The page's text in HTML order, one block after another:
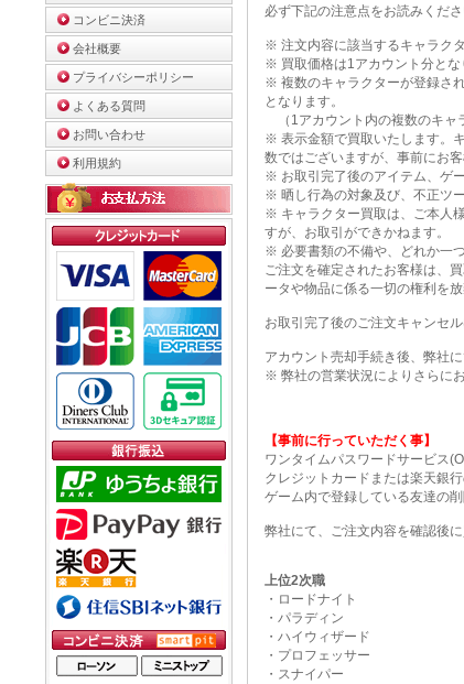
コンビニ決済
会社概要
プライバシーポリシー
よくある質問
お問い合わせ
利用規約
必ず下記の注意点をお読みくださ
※ 注文内容に該当するキャラク
※ 買取価格は1アカウント分とな
※ 複数のキャラクターが登録さ
となります。
（1アカウント内の複数のキャ
※ 表示金額で買取いたします。
数ではございますが、事前にお
※ お取引完了後のアイテム、ゲ
※ 晒し行為の対象及び、不正ツ
※ キャラクター買取は、ご本人
すが、お取引ができかねます。
※ 必要書類の不備や、どれか一
ご注文を確定されたお客様は、
ータや物品に係る一切の権利を
お取引完了後のご注文キャンセ
アカウント売却手続き後、弊社
※ 弊社の営業状況によりさらに
【事前に行っていただく事】
ワンタイムパスワードサービス
クレジットカードまたは楽天銀
ゲーム内で登録している友達の
弊社にて、ご注文内容を確認後
上位2次職
・ロードナイト
・パラディン
・ハイウィザード
・プロフェッサー
・スナイパー